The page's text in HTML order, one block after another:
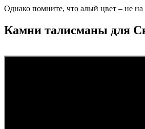
Однако помните, что алый цвет – не
Камни талисманы для